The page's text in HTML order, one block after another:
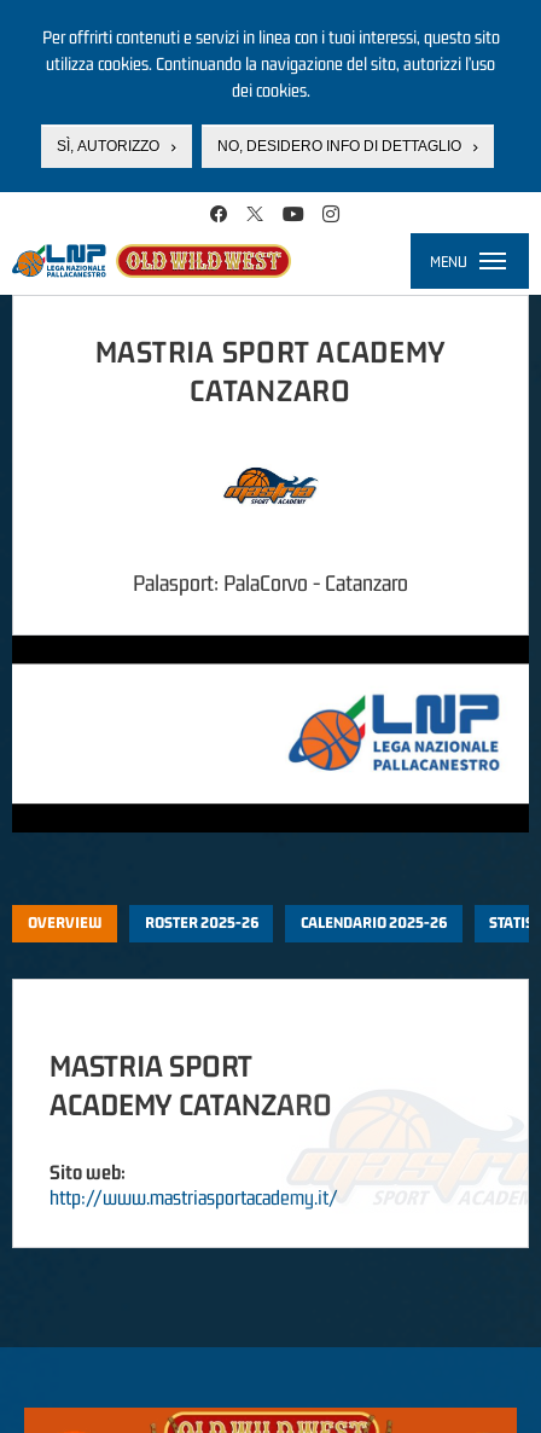
Per offrirti contenuti e servizi in linea con i tuoi interessi, questo sito
utilizza cookies. Continuando la navigazione del sito, autorizzi l’uso
dei cookies.
SÌ, AUTORIZZO NO, DESIDERO INFO DI DETTAGLIO
MENU
MASTRIA SPORT ACADEMY
CATANZARO
Palasport: PalaCorvo - Catanzaro
OVERVIEW ROSTER 2025-26 CALENDARIO 2025-26
MASTRIA SPORT
ACADEMY CATANZARO
Sito web:
http://www.mastriasportacademy.it/